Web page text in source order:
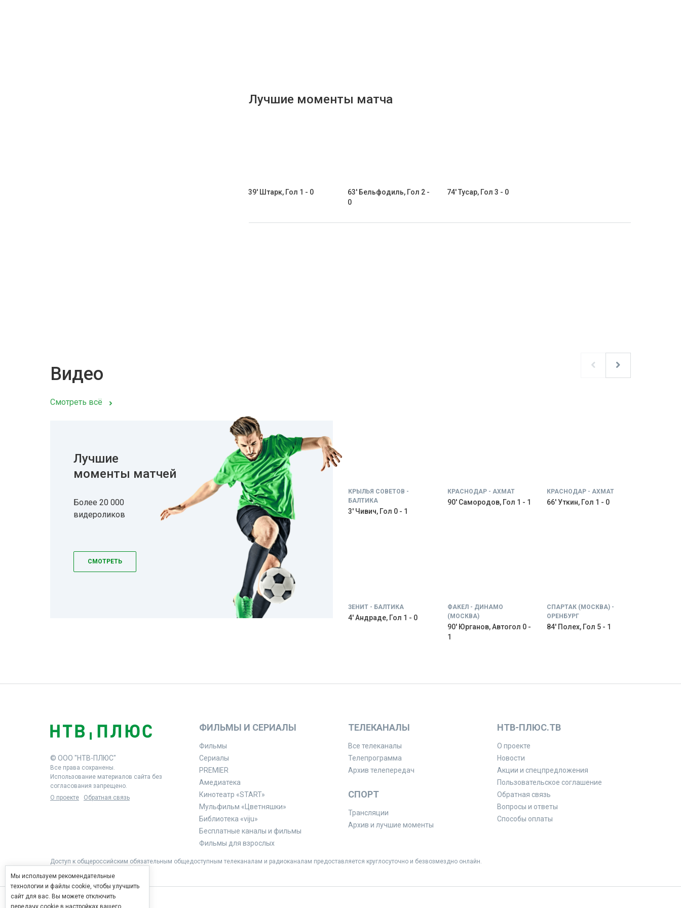
Лучшие моменты матча
39' Штарк, Гол 1 - 0
63' Бельфодиль, Гол 2 -
0
74' Тусар, Гол 3 - 0
Видео
Смотреть всё
Лучшие
моменты матчей
Более 20 000
видероликов
СМОТРЕТЬ
КРЫЛЬЯ СОВЕТОВ -
БАЛТИКА
3' Чивич, Гол 0 - 1
КРАСНОДАР - АХМАТ
90' Самородов, Гол 1 - 1
КРАСНОДАР - АХМАТ
66' Уткин, Гол 1 - 0
ЗЕНИТ - БАЛТИКА
4' Андраде, Гол 1 - 0
ФАКЕЛ - ДИНАМО
(МОСКВА)
90' Юрганов, Автогол 0 -
1
СПАРТАК (МОСКВА) -
ОРЕНБУРГ
84' Полех, Гол 5 - 1
© ООО "НТВ-ПЛЮС"
Все права сохранены.
Использование материалов сайта без
согласования запрещено.
О проекте
Обратная связь
ФИЛЬМЫ И СЕРИАЛЫ
Фильмы
Сериалы
PREMIER
Амедиатека
Кинотеатр «START»
Мульфильм «Цветняшки»
Библиотека «viju»
Бесплатные каналы и фильмы
Фильмы для взрослых
ТЕЛЕКАНАЛЫ
Все телеканалы
Телепрограмма
Архив телепередач
СПОРТ
Трансляции
Архив и лучшие моменты
НТВ-ПЛЮС.ТВ
О проекте
Новости
Акции и спецпредложения
Пользовательское соглашение
Обратная связь
Вопросы и ответы
Способы оплаты
Доступ к общероссийским обязательным общедоступным телеканалам и радиоканалам предоставляется круглосуточно и безвозмездно онлайн.
Мы используем рекомендательные
технологии и файлы cookie, чтобы улучшить
сайт для вас. Вы можете отключить
передачу cookie в настройках вашего